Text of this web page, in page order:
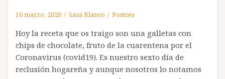
16 marzo, 2020 Sara Blanco Postres
Hoy la receta que os traigo son una galletas con
chips de chocolate, fruto de la cuarentena por el
Coronavirus (covid19). Es nuestro sexto día de
reclusión hogareña y aunque nosotros lo notamos